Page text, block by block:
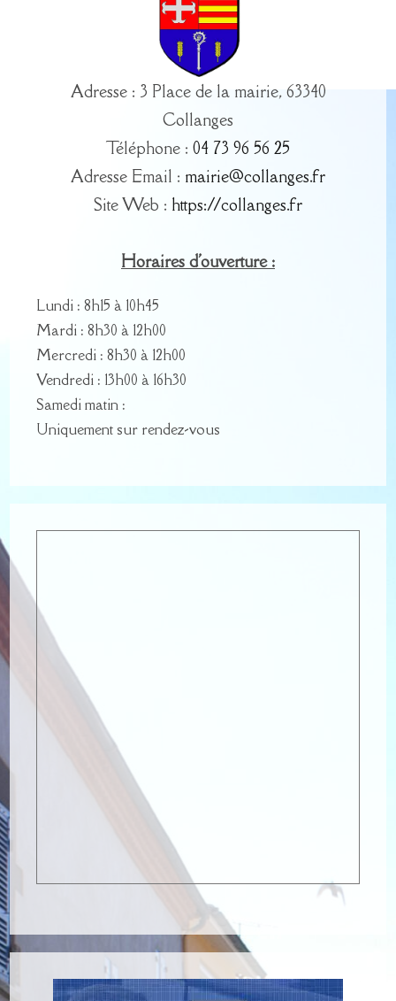
Adresse : 3 Place de la mairie, 63340
Collanges
Téléphone : 04 73 96 56 25
Adresse Email : mairie@collanges.fr
Site Web : https://collanges.fr
Horaires d'ouverture :
Lundi : 8h15 à 10h45
Mardi : 8h30 à 12h00
Mercredi : 8h30 à 12h00
Vendredi : 13h00 à 16h30
Samedi matin :
Uniquement sur rendez-vous